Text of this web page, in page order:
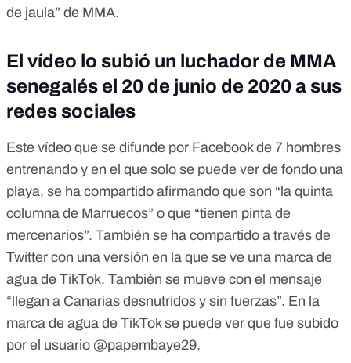
de jaula” de MMA.
El vídeo lo subió un luchador de MMA
senegalés el 20 de junio de 2020 a sus
redes sociales
Este vídeo que se difunde por Facebook de 7 hombres
entrenando y en el que solo se puede ver de fondo una
playa, se ha compartido afirmando que son “la quinta
columna de Marruecos” o que “tienen pinta de
mercenarios”. También se ha compartido a través de
Twitter con una versión en la que se ve una marca de
agua de TikTok. También se mueve con el mensaje
“llegan a Canarias desnutridos y sin fuerzas”. En la
marca de agua de TikTok se puede ver que fue subido
por el usuario @papembaye29.